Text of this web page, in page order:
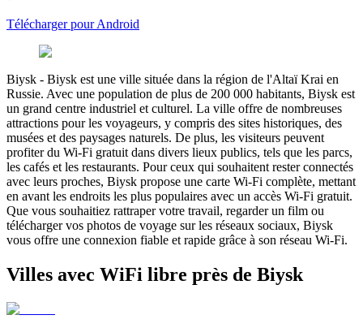
Télécharger pour Android
Biysk - Biysk est une ville située dans la région de l'Altaï Krai en
Russie. Avec une population de plus de 200 000 habitants, Biysk est
un grand centre industriel et culturel. La ville offre de nombreuses
attractions pour les voyageurs, y compris des sites historiques, des
musées et des paysages naturels. De plus, les visiteurs peuvent
profiter du Wi-Fi gratuit dans divers lieux publics, tels que les parcs,
les cafés et les restaurants. Pour ceux qui souhaitent rester connectés
avec leurs proches, Biysk propose une carte Wi-Fi complète, mettant
en avant les endroits les plus populaires avec un accès Wi-Fi gratuit.
Que vous souhaitiez rattraper votre travail, regarder un film ou
télécharger vos photos de voyage sur les réseaux sociaux, Biysk
vous offre une connexion fiable et rapide grâce à son réseau Wi-Fi.
Villes avec WiFi libre près de Biysk